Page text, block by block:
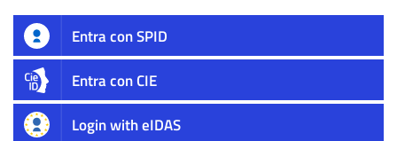
Entra con SPID
Entra con CIE
Login with eIDAS